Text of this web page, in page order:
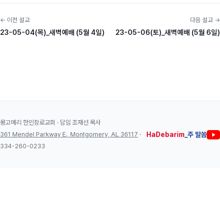
← 이전 설교
23-05-04(목)_새벽예배 (5월 4일)
다음 설교 →
23-05-06(토)_새벽예배 (5월 6일)
몽고메리 한인장로교회 · 담임 조재선 목사
361 Mendel Parkway E., Montgomery, AL 36117 ·
334-260-0233
HaDebarim _주 말씀